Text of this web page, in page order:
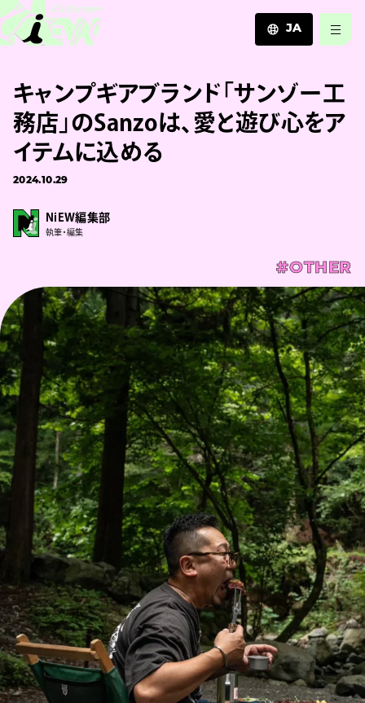
JA
EN
ZH
キャンプギアブランド「サンゾー工
務店」のSanzoは、愛と遊び心をア
イテムに込める
2024.10.29
NiEW編集部
執筆・編集
#OTHER